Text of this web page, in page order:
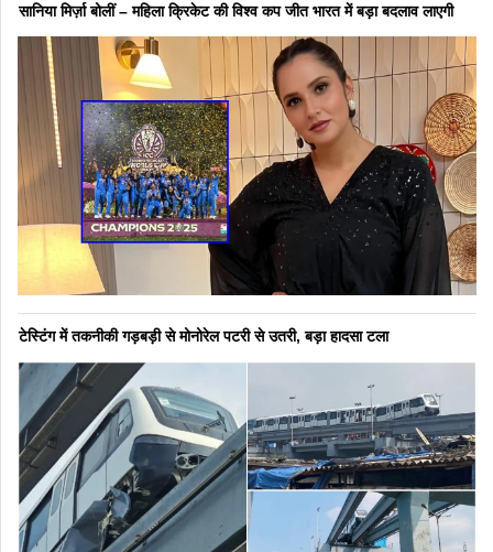
सानिया मिर्ज़ा बोलीं – महिला क्रिकेट की विश्व कप जीत भारत में बड़ा बदलाव लाएगी
टेस्टिंग में तकनीकी गड़बड़ी से मोनोरेल पटरी से उतरी, बड़ा हादसा टला